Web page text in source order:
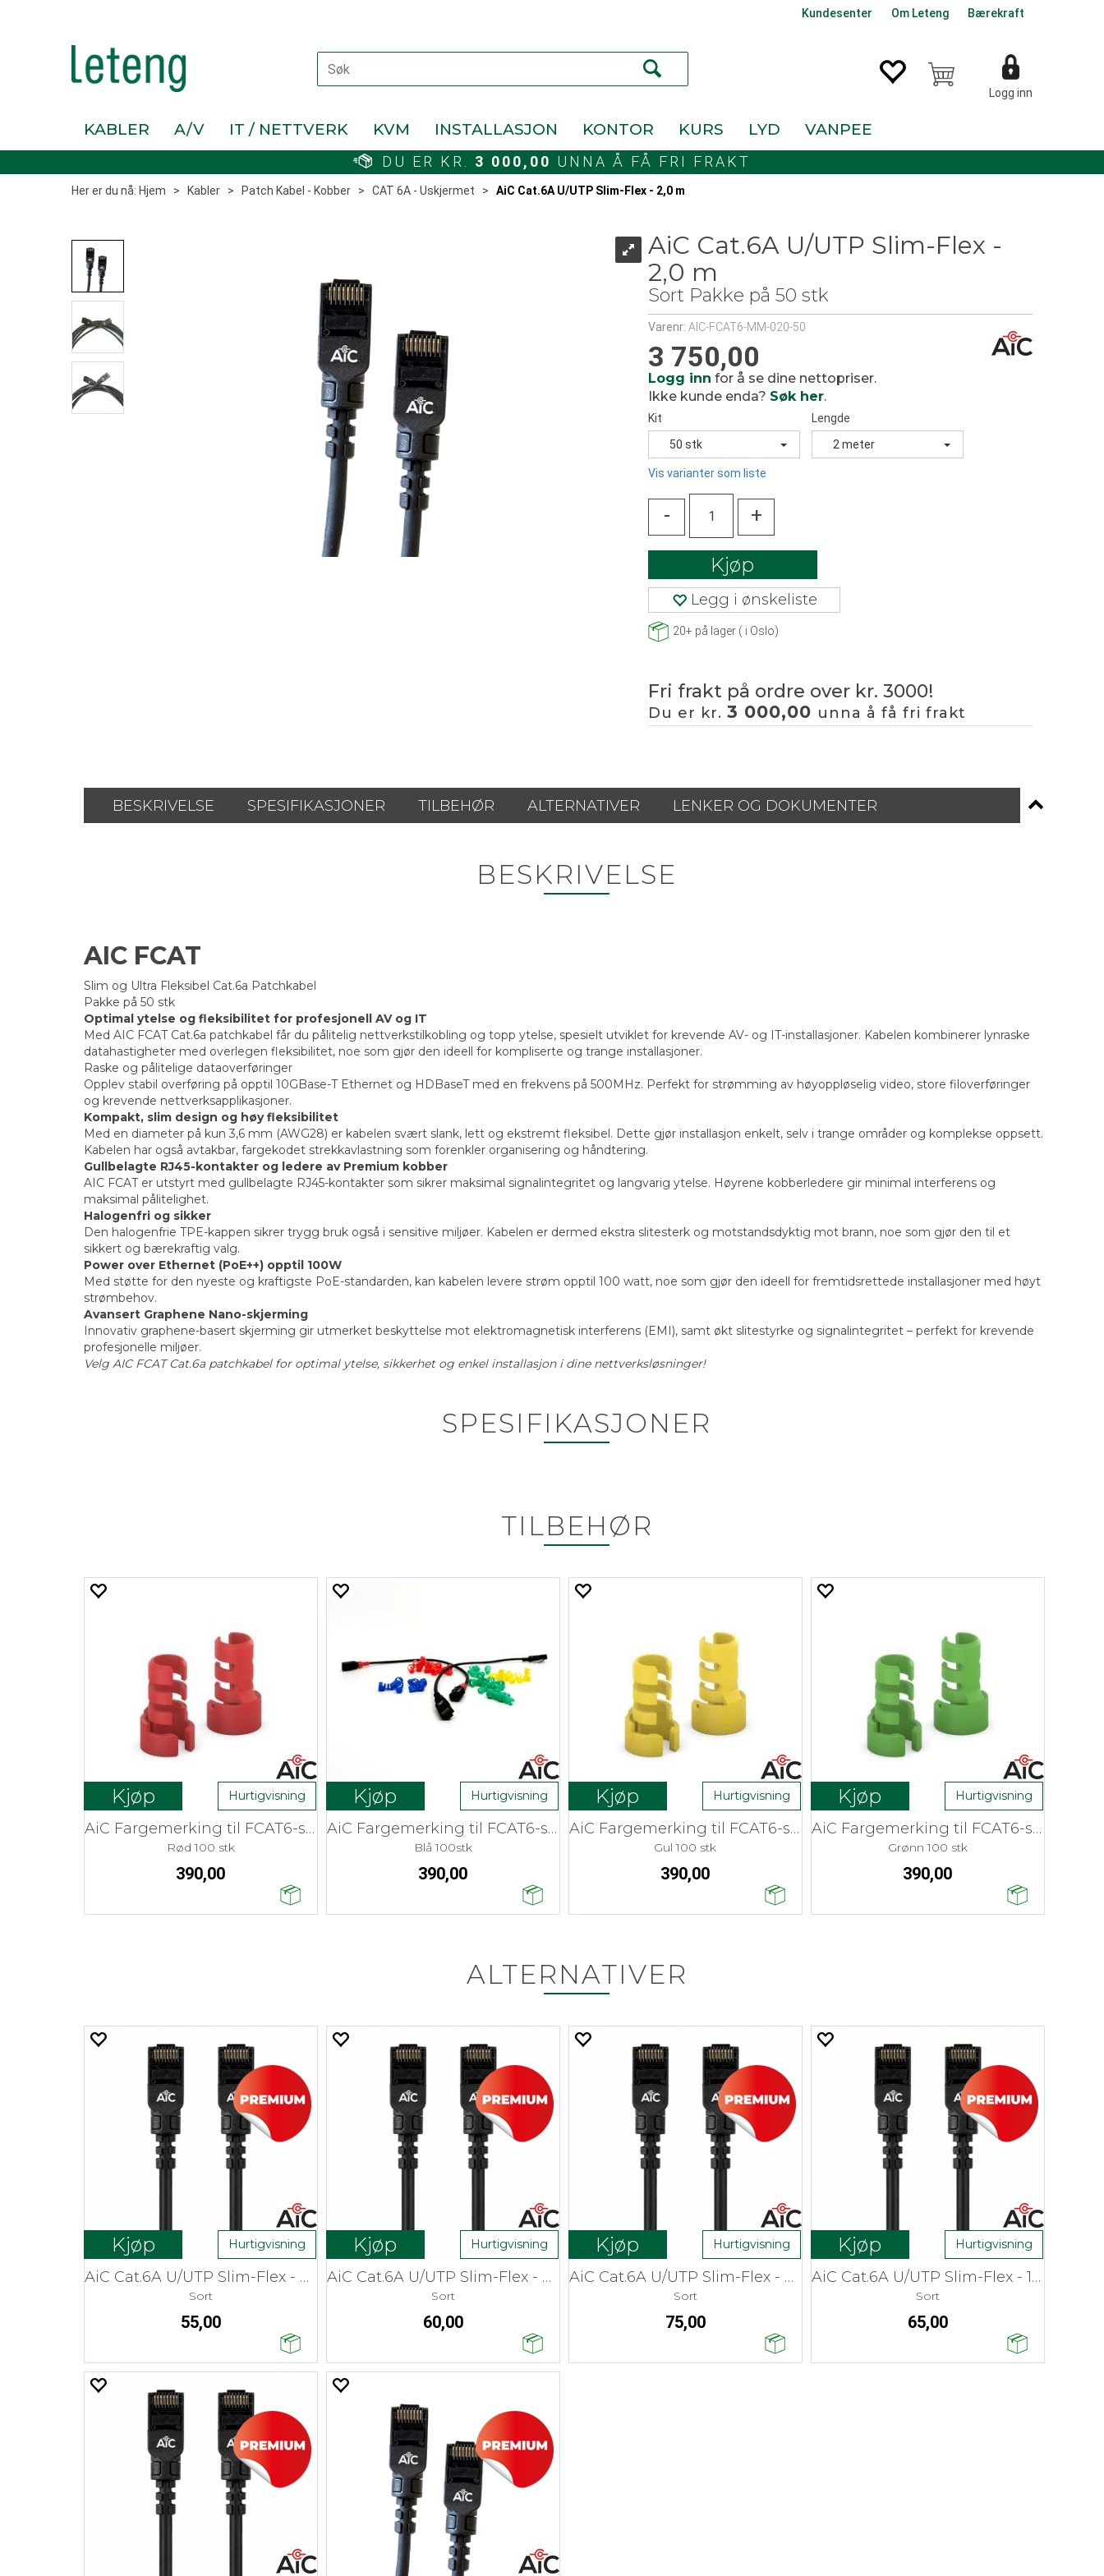
Kundesenter Om Leteng Bærekraft
Logg inn
KABLER A/V IT / NETTVERK KVM INSTALLASJON KONTOR KURS LYD VANPEE
DU ER KR. 3 000,00 UNNA Å FÅ FRI FRAKT
Her er du nå: Hjem > Kabler > Patch Kabel - Kobber > CAT 6A - Uskjermet > AiC Cat.6A U/UTP Slim-Flex - 2,0 m
AiC Cat.6A U/UTP Slim-Flex -
2,0 m
Sort Pakke på 50 stk
Varenr: AIC-FCAT6-MM-020-50
3 750,00
Logg inn for å se dine nettopriser.
Ikke kunde enda? Søk her.
Kit
50 stk
Lengde
2 meter
Vis varianter som liste
- +
Kjøp
Legg i ønskeliste
20+ på lager ( i Oslo)
Fri frakt på ordre over kr. 3000!
Du er kr. 3 000,00 unna å få fri frakt
BESKRIVELSE SPESIFIKASJONER TILBEHØR ALTERNATIVER LENKER OG DOKUMENTER
BESKRIVELSE
AIC FCAT
Slim og Ultra Fleksibel Cat.6a Patchkabel
Pakke på 50 stk
Optimal ytelse og fleksibilitet for profesjonell AV og IT
Med AIC FCAT Cat.6a patchkabel får du pålitelig nettverkstilkobling og topp ytelse, spesielt utviklet for krevende AV- og IT-installasjoner. Kabelen kombinerer lynraske
datahastigheter med overlegen fleksibilitet, noe som gjør den ideell for kompliserte og trange installasjoner.
Raske og pålitelige dataoverføringer
Opplev stabil overføring på opptil 10GBase-T Ethernet og HDBaseT med en frekvens på 500MHz. Perfekt for strømming av høyoppløselig video, store filoverføringer
og krevende nettverksapplikasjoner.
Kompakt, slim design og høy fleksibilitet
Med en diameter på kun 3,6 mm (AWG28) er kabelen svært slank, lett og ekstremt fleksibel. Dette gjør installasjon enkelt, selv i trange områder og komplekse oppsett.
Kabelen har også avtakbar, fargekodet strekkavlastning som forenkler organisering og håndtering.
Gullbelagte RJ45-kontakter og ledere av Premium kobber
AIC FCAT er utstyrt med gullbelagte RJ45-kontakter som sikrer maksimal signalintegritet og langvarig ytelse. Høyrene kobberledere gir minimal interferens og
maksimal pålitelighet.
Halogenfri og sikker
Den halogenfrie TPE-kappen sikrer trygg bruk også i sensitive miljøer. Kabelen er dermed ekstra slitesterk og motstandsdyktig mot brann, noe som gjør den til et
sikkert og bærekraftig valg.
Power over Ethernet (PoE++) opptil 100W
Med støtte for den nyeste og kraftigste PoE-standarden, kan kabelen levere strøm opptil 100 watt, noe som gjør den ideell for fremtidsrettede installasjoner med høyt
strømbehov.
Avansert Graphene Nano-skjerming
Innovativ graphene-basert skjerming gir utmerket beskyttelse mot elektromagnetisk interferens (EMI), samt økt slitestyrke og signalintegritet – perfekt for krevende
profesjonelle miljøer.
Velg AIC FCAT Cat.6a patchkabel for optimal ytelse, sikkerhet og enkel installasjon i dine nettverksløsninger!
SPESIFIKASJONER
TILBEHØR
Kjøp Hurtigvisning
AiC Fargemerking til FCAT6-serien
Rød 100 stk
390,00
Kjøp Hurtigvisning
AiC Fargemerking til FCAT6-serien
Blå 100stk
390,00
Kjøp Hurtigvisning
AiC Fargemerking til FCAT6-serien
Gul 100 stk
390,00
Kjøp Hurtigvisning
AiC Fargemerking til FCAT6-serien
Grønn 100 stk
390,00
ALTERNATIVER
Kjøp Hurtigvisning
AiC Cat.6A U/UTP Slim-Flex - 0,3 m
Sort
55,00
Kjøp Hurtigvisning
AiC Cat.6A U/UTP Slim-Flex - 0,6 m
Sort
60,00
Kjøp Hurtigvisning
AiC Cat.6A U/UTP Slim-Flex - 2 m
Sort
75,00
Kjøp Hurtigvisning
AiC Cat.6A U/UTP Slim-Flex - 1 m
Sort
65,00